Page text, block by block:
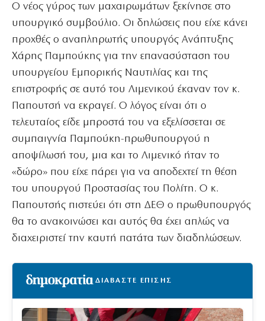
Ο νέος γύρος των μαχαιρωμάτων ξεκίνησε στο
υπουργικό συμβούλιο. Οι δηλώσεις που είχε κάνει
προχθές ο αναπληρωτής υπουργός Ανάπτυξης
Χάρης Παμπούκης για την επανασύσταση του
υπουργείου Εμπορικής Ναυτιλίας και της
επιστροφής σε αυτό του Λιμενικού έκαναν τον κ.
Παπουτσή να εκραγεί. Ο λόγος είναι ότι ο
τελευταίος είδε μπροστά του να εξελίσσεται σε
συμπαιγνία Παμπούκη-πρωθυπουργού η
αποψίλωσή του, μια και το Λιμενικό ήταν το
«δώρο» που είχε πάρει για να αποδεχτεί τη θέση
του υπουργού Προστασίας του Πολίτη. Ο κ.
Παπουτσής πιστεύει ότι στη ΔΕΘ ο πρωθυπουργός
θα το ανακοινώσει και αυτός θα έχει απλώς να
διαχειριστεί την καυτή πατάτα των διαδηλώσεων.
ΔΙΑΒΑΣΤΕ ΕΠΙΣΗΣ